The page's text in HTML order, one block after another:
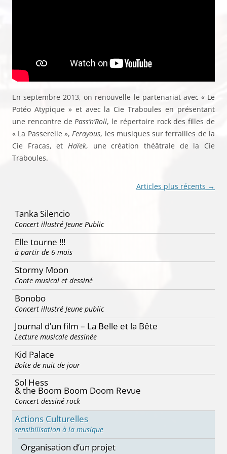
En septembre 2013, on renouvelle le partenariat avec « Le
Potéo Atypique » et avec la Cie Traboules en présentant
une rencontre de Pass’n’Roll, le répertoire rock des filles de
« La Passerelle », Ferayous, les musiques sur ferrailles de la
Cie Fracas, et Haïek, une création théâtrale de la Cie
Traboules.
articles
Articles plus récents →
Tanka Silencio
Concert illustré Jeune Public
Elle tourne !!!
à partir de 6 mois
Stormy Moon
Conte musical et dessiné
Bonobo
Concert illustré Jeune public
Journal d’un film – La Belle et la Bête
Lecture musicale dessinée
Kid Palace
Boîte de nuit de jour
Sol Hess
& the Boom Boom Doom Revue
Concert dessiné rock
Actions Culturelles
sensibilisation à la musique
Organisation d’un projet